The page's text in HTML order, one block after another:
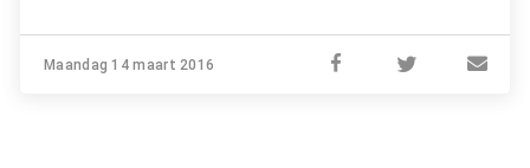
Maandag 14 maart 2016